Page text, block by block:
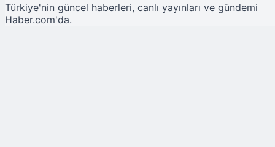
Türkiye'nin güncel haberleri, canlı yayınları ve gündemi
Haber.com'da.